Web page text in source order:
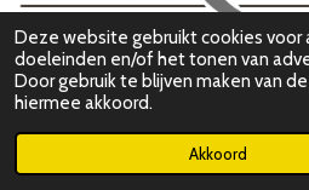
Deze website gebruikt cookies voor
doeleinden en/of het tonen van
Door gebruik te blijven maken van
hiermee akkoord.
Akkoord
© 2019 - 2025 Car-Emotion
Telefoonnummer